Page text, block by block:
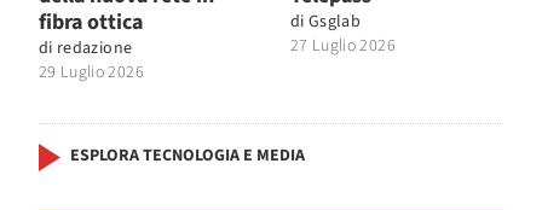
fibra ottica
di redazione
29 Luglio 2026
di Gsglab
27 Luglio 2026
ESPLORA TECNOLOGIA E MEDIA